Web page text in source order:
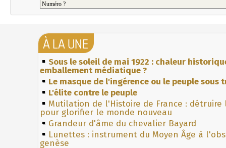
À LA UNE
Sous le soleil de mai 1922 : chaleur
emballement médiatique ?
Le masque de l'ingérence ou le peuple sous
L'élite contre le peuple
Mutilation de l'Histoire de France : détruire
pour glorifier le monde nouveau
Grandeur d'âme du chevalier Bayard
Lunettes : instrument du Moyen Âge à
genèse